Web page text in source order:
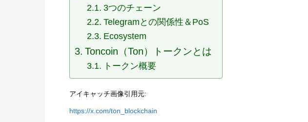
3つのチェーン
Telegramとの関係性＆PoS
Ecosystem
Toncoin（Ton）トークンとは
トークン概要
アイキャッチ画像引用元:
https://x.com/ton_blockchain